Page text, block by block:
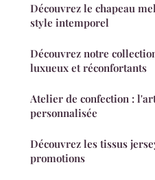
Découvrez le chapeau
style intemporel
Découvrez notre
luxueux et réconfortants
Atelier de confection :
personnalisée
Découvrez les tissus
promotions